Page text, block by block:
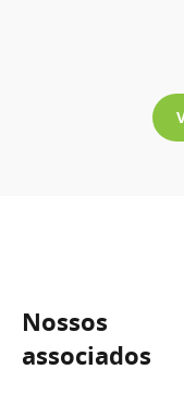
Nossos
associados